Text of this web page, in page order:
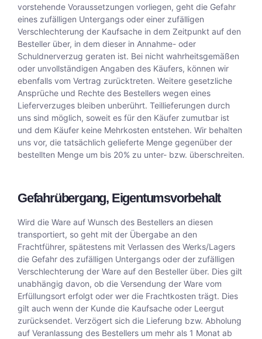
vorstehende Voraussetzungen vorliegen, geht die Gefahr
eines zufälligen Untergangs oder einer zufälligen
Verschlechterung der Kaufsache in dem Zeitpunkt auf den
Besteller über, in dem dieser in Annahme- oder
Schuldnerverzug geraten ist. Bei nicht wahrheitsgemäßen
oder unvollständigen Angaben des Käufers, können wir
ebenfalls vom Vertrag zurücktreten. Weitere gesetzliche
Ansprüche und Rechte des Bestellers wegen eines
Lieferverzuges bleiben unberührt. Teillieferungen durch
uns sind möglich, soweit es für den Käufer zumutbar ist
und dem Käufer keine Mehrkosten entstehen. Wir behalten
uns vor, die tatsächlich gelieferte Menge gegenüber der
bestellten Menge um bis 20% zu unter- bzw. überschreiten.
Gefahrübergang, Eigentumsvorbehalt
Wird die Ware auf Wunsch des Bestellers an diesen
transportiert, so geht mit der Übergabe an den
Frachtführer, spätestens mit Verlassen des Werks/Lagers
die Gefahr des zufälligen Untergangs oder der zufälligen
Verschlechterung der Ware auf den Besteller über. Dies gilt
unabhängig davon, ob die Versendung der Ware vom
Erfüllungsort erfolgt oder wer die Frachtkosten trägt. Dies
gilt auch wenn der Kunde die Kaufsache oder Leergut
zurücksendet. Verzögert sich die Lieferung bzw. Abholung
auf Veranlassung des Bestellers um mehr als 1 Monat ab